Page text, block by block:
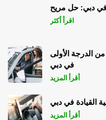
NEWCASTLE UPON
في دبي: حل مريح
اقرأ أكثر
الدرجة الأولى
في دبي
أقرأ المزيد
القيادة في دبي
أقرأ المزيد